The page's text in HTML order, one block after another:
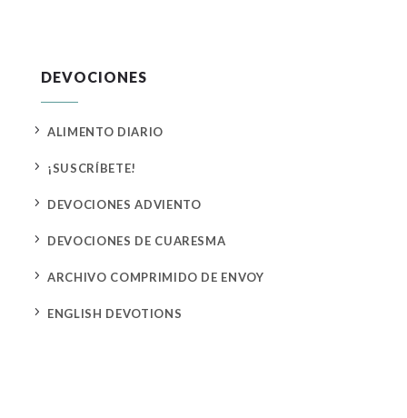
DEVOCIONES
5 ALIMENTO DIARIO
5 ¡SUSCRÍBETE!
5 DEVOCIONES ADVIENTO
5 DEVOCIONES DE CUARESMA
5 ARCHIVO COMPRIMIDO DE ENVOY
5 ENGLISH DEVOTIONS